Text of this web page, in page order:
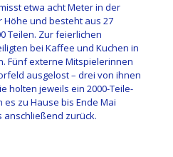
etwa acht Meter in der
und besteht aus 27
Teilen. Zur feierlichen
bei Kaffee und Kuchen in
Fünf externe Mitspielerinnen
ausgelost – drei von ihnen
holten jeweils ein 2000-Teile-
es zu Hause bis Ende Mai
anschließend zurück.